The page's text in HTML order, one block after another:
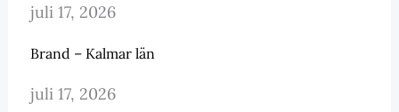
juli 17, 2026
Brand – Kalmar län
juli 17, 2026